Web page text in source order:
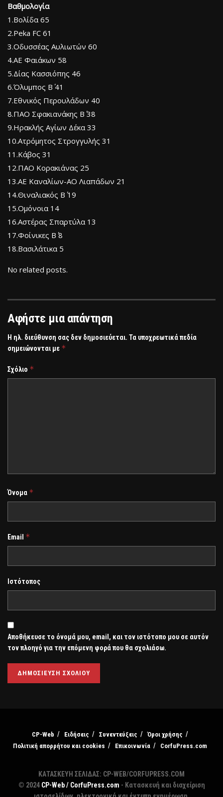
Βαθμολογία
1.Βολίδα 65
2.Peka FC 61
3.Οδυσσέας Αυλιωτών 60
4.ΑΕ Φαιάκων 58
5.Δίας Κασσιόπης 46
6.Όλυμπος Β΄ 41
7.Εθνικός Περουλάδων 40
8.ΠΑΟ Σφακιανάκης Β΄ 38
9.Ηρακλής Αγίων Δέκα 33
10.Ατρόμητος Στρογγυλής 31
11.Κάβος 31
12.ΠΑΟ Κορακιάνας 25
13.ΑΕ Καναλίων-ΑΟ Λιαπάδων 21
14.Θιναλιακός Β΄ 19
15.Ομόνοια 14
16.Αστέρας Σπαρτύλα 13
17.Φοίνικες Β΄ 8
18.Βασιλάτικα 5
No related posts.
Αφήστε μια απάντηση
Η ηλ. διεύθυνση σας δεν δημοσιεύεται. Τα υποχρεωτικά πεδία
σημειώνονται με *
Σχόλιο *
Όνομα *
Email *
Ιστότοπος
Αποθήκευσε το όνομά μου, email, και τον ιστότοπο μου σε αυτόν
τον πλοηγό για την επόμενη φορά που θα σχολιάσω.
CP-Web Ειδήσεις Συνεντεύξεις
Όροι χρήσης
Πολιτική απορρήτου και cookies
Επικοινωνία CorfuPress.com
ΚΑΤΑΣΚΕΥΗ ΣΕΛΙΔΑΣ: CP-WEB/CORFUPRESS.COM
© 2024 CP-Web / CorfuPress.com - Κατασκευή και διαχείριση